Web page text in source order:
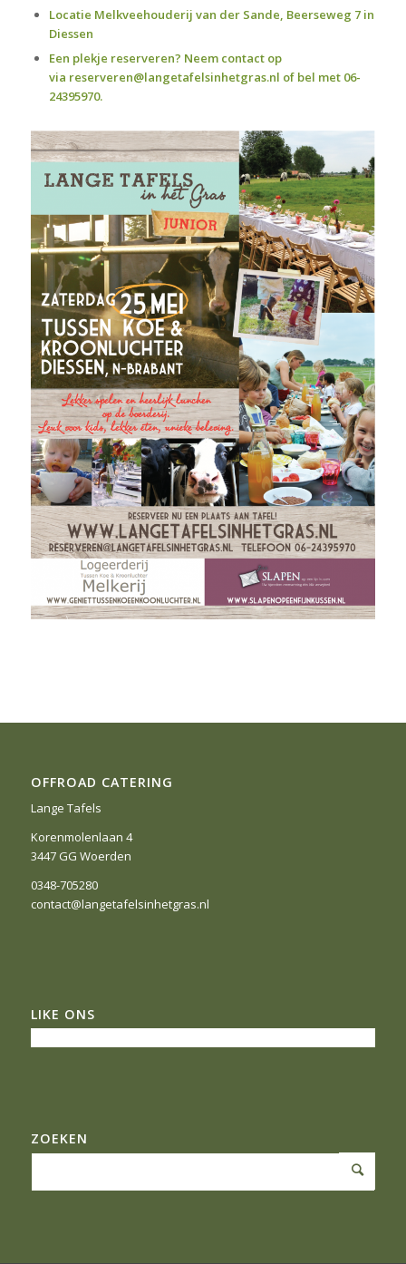
Locatie Melkveehouderij van der Sande, Beerseweg 7 in
Diessen
Een plekje reserveren? Neem contactop
via reserveren@langetafelsinhetgras.nl of bel met 06-
24395970.
OFFROAD CATERING
Lange Tafels
Korenmolenlaan 4
3447 GG Woerden
0348-705280
contact@langetafelsinhetgras.nl
LIKE ONS
ZOEKEN